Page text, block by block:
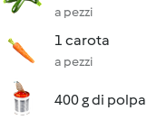
a pezzi
1 carota
a pezzi
400 g di